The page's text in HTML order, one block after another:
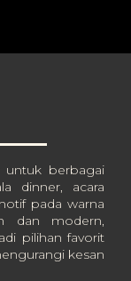
untuk berbagai
dinner, acara
pada warna
dan modern,
pilihan favorit
kesan